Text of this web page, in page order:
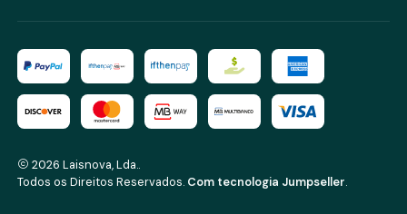
2026 Laisnova, Lda..
Todos os Direitos Reservados. Com tecnologia Jumpseller.